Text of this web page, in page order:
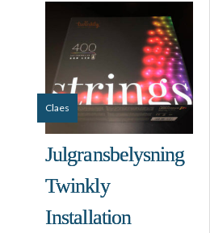
Claes
Julgransbelysning
Twinkly
Installation